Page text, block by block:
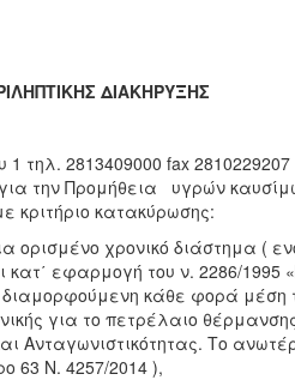
ΔΙΑΚΗΡΥΞΗΣ
τηλ. 2813409000 fax
την Προμήθεια υγρών
κριτήριο κατακύρωσης:
ορισμένο χρονικό διάστημα (
εφαρμογή του ν. 2286/1995
κάθε φορά μέση
για το πετρέλαιο
Ανταγωνιστικότητας. Το
63 Ν. 4257/2014 ),